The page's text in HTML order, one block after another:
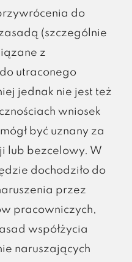
do
(szczególnie
z
utraconego
jednak nie jest też
wniosek
być uznany za
lub bezcelowy. W
dochodziło do
przez
pracowniczych,
współżycia
naruszających